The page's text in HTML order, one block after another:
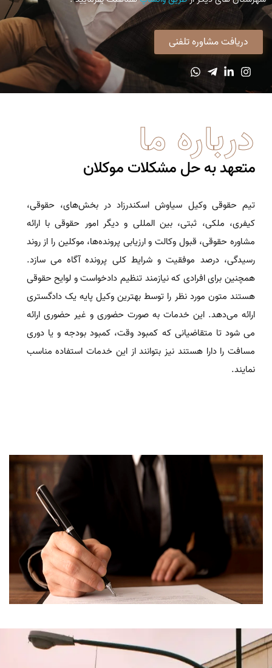
دریافت مشاوره تلفنی
درباره ما
متعهد به حل مشکلات موکلان
تیم حقوقی وکیل سیاوش اسکندرزاد در بخش‌های، حقوقی،
کیفری، ملکی، ثبتی، بین المللی و دیگر امور حقوقی با ارائه
مشاوره حقوقی، قبول وکالت و ارزیابی پرونده‌ها، موکلین را از روند
رسیدگی، درصد موفقیت و شرایط کلی پرونده آگاه می سازد.
همچنین برای افرادی که نیازمند تنظیم دادخواست و لوایح حقوقی
هستند متون مورد نظر را توسط بهترین وکیل پایه یک دادگستری
ارائه می‌دهد. این خدمات به صورت حضوری و غیر حضوری ارائه
می شود تا متقاضیانی که کمبود وقت، کمبود بودجه و یا دوری
مسافت را دارا هستند نیز بتوانند از این خدمات استفاده مناسب
نمایند.